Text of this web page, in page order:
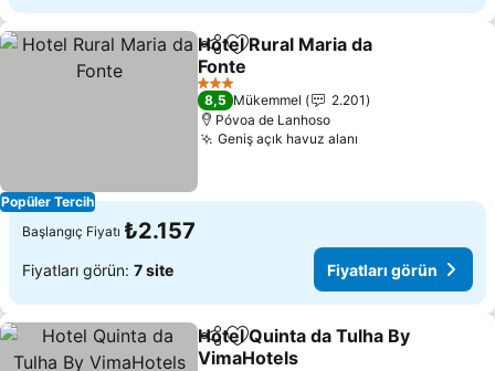
Popüler Tercih
PaylaşFavorilerime ekle
Hotel Rural Maria da
Fonte
Fiyatları görün
3 Yıldız
8,5 Mükemmel
2.201
Póvoa de Lanhoso
Geniş açık havuz alanı
Başlangıç Fiyatı ₺2.157
Fiyatları görün: 7 site Fiyatları görün
PaylaşFavorilerime ekle
Hotel Quinta da Tulha By
VimaHotels